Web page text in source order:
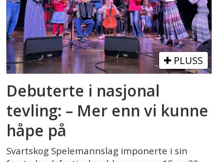
PLUSS
Debuterte i nasjonal
tevling: – Mer enn vi kunne
håpe på
Svartskog Spelemannslag imponerte i sin